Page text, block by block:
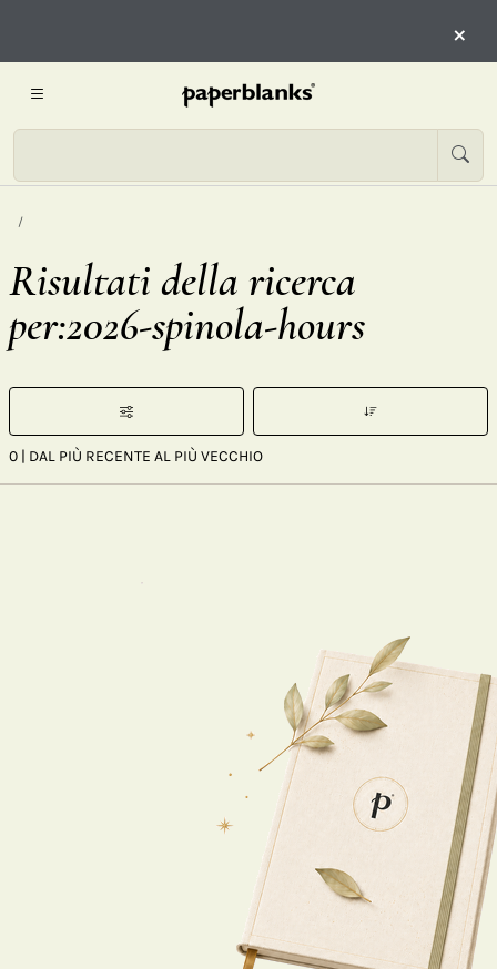
×
Risultati della ricerca
per:2026-spinola-hours
0 | DAL PIÙ RECENTE AL PIÙ VECCHIO